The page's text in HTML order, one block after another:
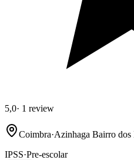
5,0· 1 review
Coimbra·Azinhaga Bairro
IPSS·Pre-escolar